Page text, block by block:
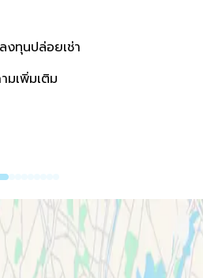
งทุนปล่อยเช่า
มเพิ่มเติม